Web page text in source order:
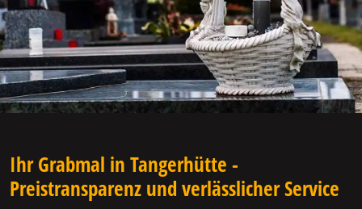
Ihr Grabmal in Tangerhütte -
Preistransparenz und verlässlicher Service